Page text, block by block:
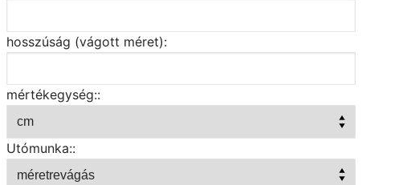
hosszúság (vágott méret):
mértékegység::
Utómunka::